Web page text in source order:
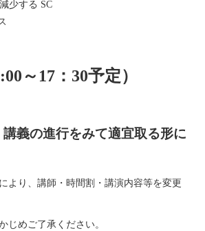
少する SC
～17：30予定）
義の進行をみて適宜取る形に
より、講師・時間割・講演内容等を変更
じめご了承ください。